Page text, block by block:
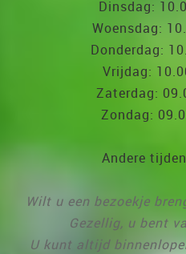
Dinsdag:
Woensdag:
Donderdag:
Vrijdag:
Zaterdag:
Zondag:
Andere
Wilt u een bezoekje
Gezellig, u bent
U kunt altijd